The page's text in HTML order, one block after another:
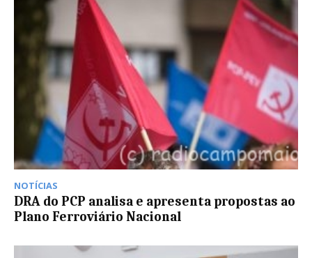
NOTÍCIAS
DRA do PCP analisa e apresenta propostas ao
Plano Ferroviário Nacional